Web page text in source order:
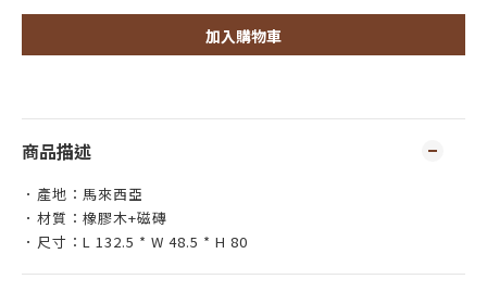
加入購物車
商品描述
．產地：馬來西亞
．材質：橡膠木+磁磚
．尺寸：L 132.5 * W 48.5 * H 80